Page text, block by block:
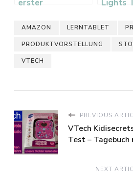
erster
Lights
Kinder
AMAZON LERNTABLET
PRODUKTVORSTELLUNG
VTECH
PREVIOUS
VTech
Test – Tagebuch
NEXT